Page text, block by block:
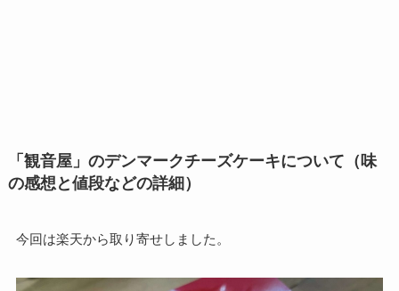
「観音屋」のデンマークチーズケーキについて（味
の感想と値段などの詳細）
今回は楽天から取り寄せしました。